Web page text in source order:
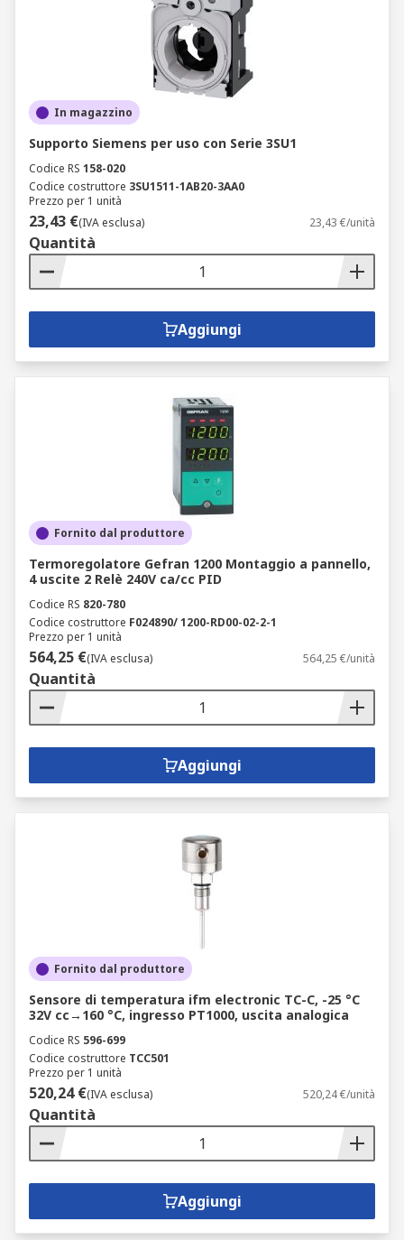
In magazzino
Supporto Siemens per uso con Serie 3SU1
Codice RS 158-020
Codice costruttore 3SU1511-1AB20-3AA0
Prezzo per 1 unità
23,43 €(IVA esclusa) 23,43 €/unità
Quantità
Aggiungi
Fornito dal produttore
Termoregolatore Gefran 1200 Montaggio a pannello,
4 uscite 2 Relè 240V ca/cc PID
Codice RS 820-780
Codice costruttore F024890/ 1200-RD00-02-2-1
Prezzo per 1 unità
564,25 €(IVA esclusa) 564,25 €/unità
Quantità
Aggiungi
Fornito dal produttore
Sensore di temperatura ifm electronic TC-C, -25 °C
32V cc→160 °C, ingresso PT1000, uscita analogica
Codice RS 596-699
Codice costruttore TCC501
Prezzo per 1 unità
520,24 €(IVA esclusa) 520,24 €/unità
Quantità
Aggiungi